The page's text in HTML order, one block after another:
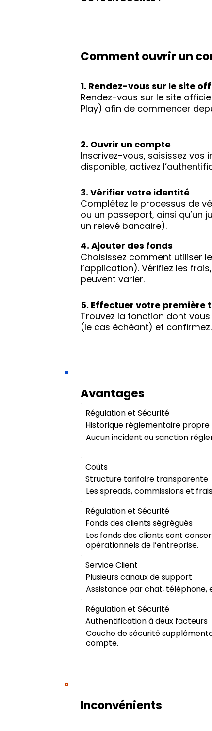
Comment ouvrir un
1. Rendez-vous sur le site
Rendez-vous sur le site
Play) afin de commencer
2. Ouvrir un compte
Inscrivez-vous, saisissez vos
disponible, activez
3. Vérifier votre identité
Complétez le processus de
ou un passeport, ainsi qu’un
un relevé bancaire).
4. Ajouter des fonds
Choisissez comment utiliser
l’application). Vérifiez les
peuvent varier.
5. Effectuer votre première
Trouvez la fonction dont
(le cas échéant) et confirmez.
Avantages
Régulation et Sécurité
Historique réglementaire propre
Aucun incident ou sanction
Coûts
Structure tarifaire transparente
Les spreads, commissions et
Régulation et Sécurité
Fonds des clients ségrégués
Les fonds des clients sont
opérationnels de l’entreprise.
Service Client
Plusieurs canaux de support
Assistance par chat, téléphone,
Régulation et Sécurité
Authentification à deux facteurs
Couche de sécurité
compte.
Inconvénients